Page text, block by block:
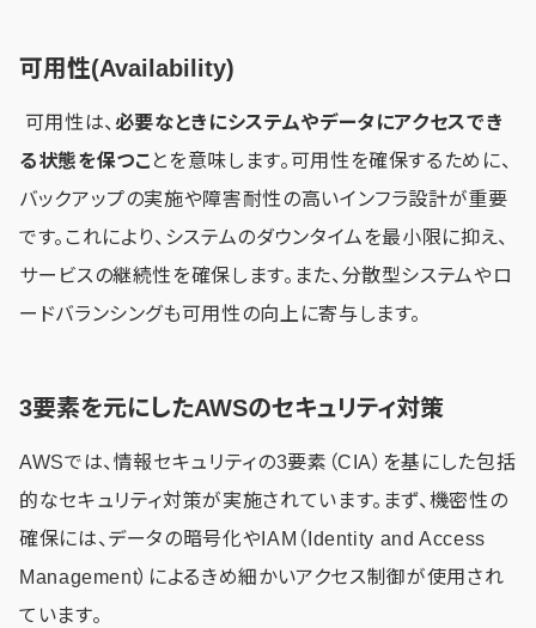
可用性(Availability)
可用性は、 必要なときにシステムやデータにアクセスでき
る状態を保つこ とを意味します。可用性を確保するために、
バックアップの実施や障害耐性の高いインフラ設計が重要
です。これにより、システムのダウンタイムを最小限に抑え、
サービスの継続性を確保します。また、分散型システムやロ
ードバランシングも可用性の向上に寄与します。
3要素を元にしたAWSのセキュリティ対策
AWSでは、情報セキュリティの3要素（CIA）を基にした包括
的なセキュリティ対策が実施されています。まず、機密性の
確保には、データの暗号化やIAM（Identity and Access
Management）によるきめ細かいアクセス制御が使用され
ています。